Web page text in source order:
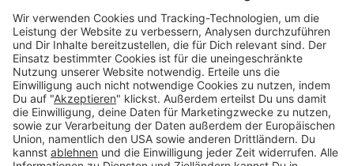
Käuferschutz inklusive Kauf auf Rechnung
Mitglied im: